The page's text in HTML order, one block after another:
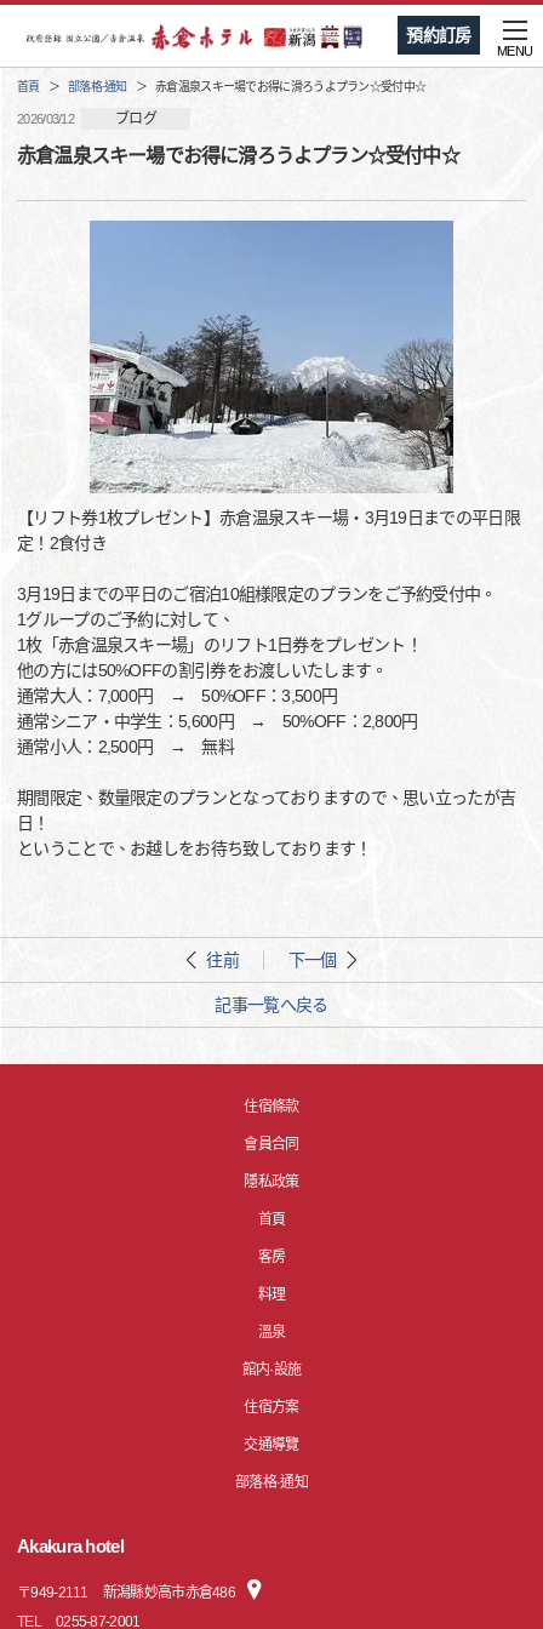
預約訂房
MENU
首頁 部落格·通知 赤倉温泉スキー場でお得に滑ろうよプラン☆受付中☆
2026/03/12 ブログ
赤倉温泉スキー場でお得に滑ろうよプラン☆受付中☆
【リフト券1枚プレゼント】赤倉温泉スキー場・3月19日までの平日限
定！2食付き
3月19日までの平日のご宿泊10組様限定のプランをご予約受付中。
1グループのご予約に対して、
1枚「赤倉温泉スキー場」のリフト1日券をプレゼント！
他の方には50%OFFの割引券をお渡しいたします。
通常大人：7,000円 → 50%OFF：3,500円
通常シニア・中学生：5,600円 → 50%OFF：2,800円
通常小人：2,500円 → 無料
期間限定、数量限定のプランとなっておりますので、思い立ったが吉
日！
ということで、お越しをお待ち致しております！
往前 下一個
記事一覧へ戻る
住宿條款
會員合同
隱私政策
首頁
客房
料理
溫泉
館内·設施
住宿方案
交通導覽
部落格·通知
Akakura hotel
〒949-2111
新潟縣妙高市赤倉486
TEL
0255-87-2001